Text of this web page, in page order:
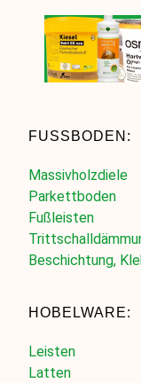
FUSSBODEN:
Massivholzdiele
Parkettboden
Fußleisten
Beschichtung,
HOBELWARE:
Leisten
Latten